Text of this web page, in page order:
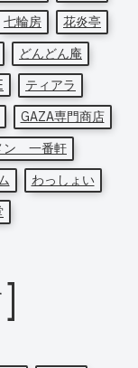
七輪房
花炎亭
どんどん庵
ティアラ
GAZA専門商店
ン 一番軒
わっしょい